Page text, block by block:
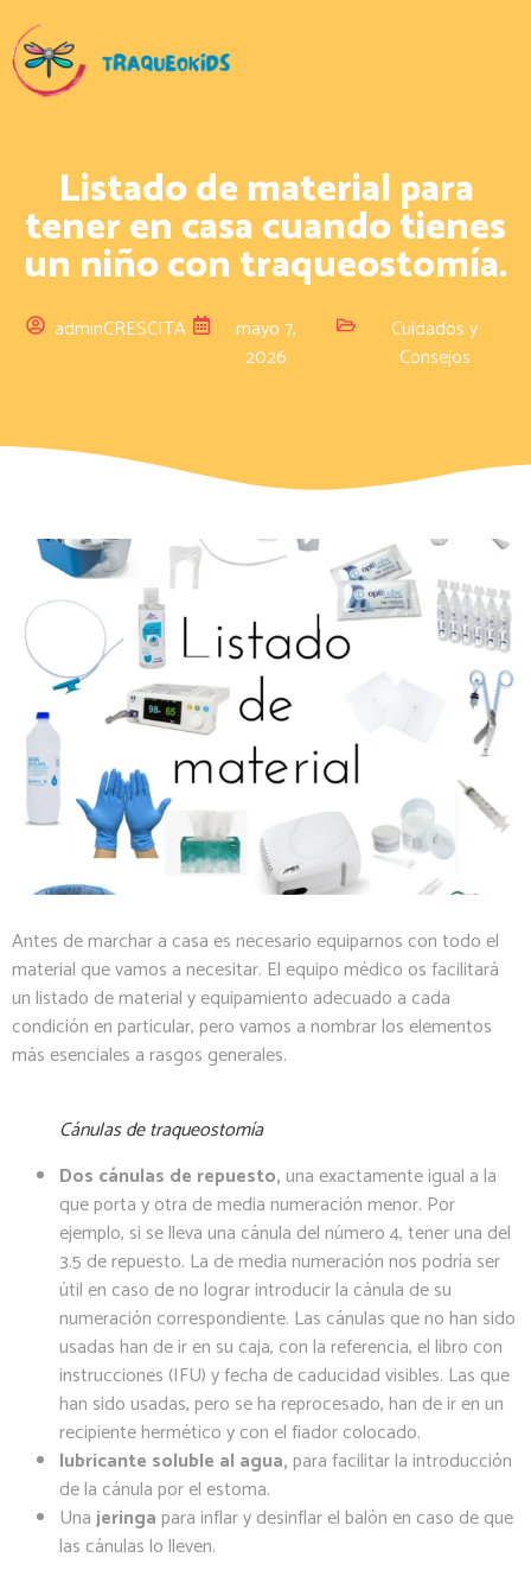
Listado de material para
tener en casa cuando tienes
un niño con traqueostomía.
adminCRESCITA
mayo 7,
2026
Cuidados y
Consejos
Antes de marchar a casa es necesario equiparnos con todo el
material que vamos a necesitar. El equipo médico os facilitará
un listado de material y equipamiento adecuado a cada
condición en particular, pero vamos a nombrar los elementos
más esenciales a rasgos generales.
Cánulas de traqueostomía
Dos cánulas de repuesto,una exactamente igual a la
que porta y otra de media numeración menor. Por
ejemplo, si se lleva una cánula del número 4, tener una del
3.5 de repuesto. La de media numeración nos podría ser
útil en caso de no lograr introducir la cánula de su
numeración correspondiente. Las cánulas que no han sido
usadas han de ir en su caja, con la referencia, el libro con
instrucciones (IFU) y fecha de caducidad visibles. Las que
han sido usadas, pero se ha reprocesado, han de ir en un
recipiente hermético y con el fiador colocado.
lubricante soluble al agua,para facilitar la introducción
de la cánula por el estoma.
Unajeringapara inflar y desinflar el balón en caso de que
las cánulas lo lleven.